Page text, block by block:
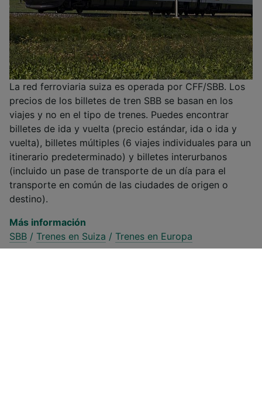
La red ferroviaria suiza es operada por CFF/SBB. Los
precios de los billetes de tren SBB se basan en los
viajes y no en el tipo de trenes. Puedes encontrar
billetes de ida y vuelta (precio estándar, ida o ida y
vuelta), billetes múltiples (6 viajes individuales para un
itinerario predeterminado) y billetes interurbanos
(incluido un pase de transporte de un día para el
transporte en común de las ciudades de origen o
destino).
Más información
SBB / Trenes en Suiza / Trenes en Europa